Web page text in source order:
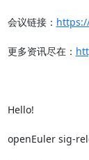
会议链接：
更多资讯尽在：
Hello!
openEuler sig-